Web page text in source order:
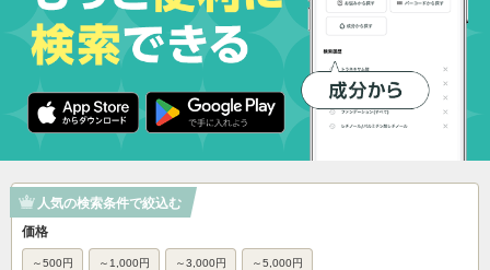
人気の検索条件で絞込む
価格
～500円 ～1,000円 ～3,000円 ～5,000円